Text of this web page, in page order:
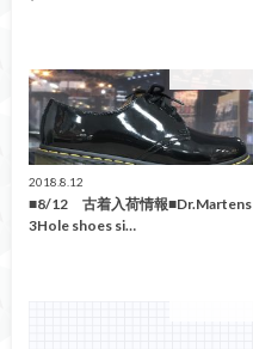
2018.8.12
■8/12 古着入荷情報■Dr.Martens
3Hole shoes si…